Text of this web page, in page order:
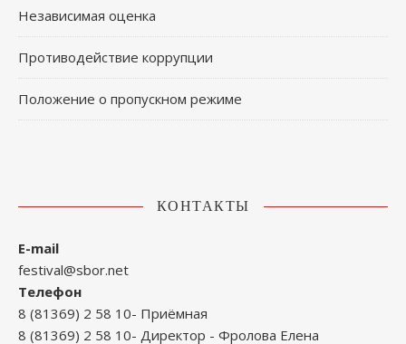
Независимая оценка
Противодействие коррупции
Положение о пропускном режиме
КОНТАКТЫ
E-mail
festival@sbor.net
Телефон
8 (81369) 2 58 10- Приёмная
8 (81369) 2 58 10- Директор - Фролова Елена